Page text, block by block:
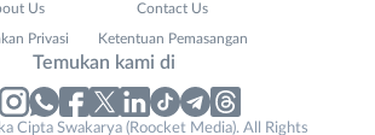
Us Contact Us
Privasi Ketentuan Pemasangan
Temukan kami di
Cipta Swakarya (Roocket Media). All Rights